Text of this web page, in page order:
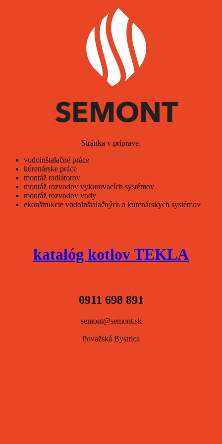
Stránka v príprave.
vodoinštalačné práce
kúrenárske práce
montáž radiátorov
montáž rozvodov vykurovacích systémov
montáž rozvodov vody
ekonštrukcie vodoinštalačných a kurenárskych systémov
katalóg kotlov TEKLA
0911 698 891
semont@semont.sk
Považská Bystrica